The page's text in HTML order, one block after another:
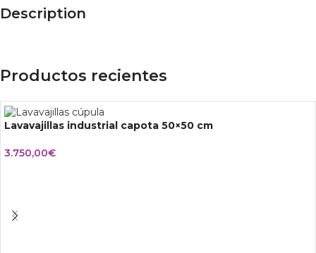
Description
Productos recientes
Lavavajillas industrial capota 50×50 cm
3.750,00€